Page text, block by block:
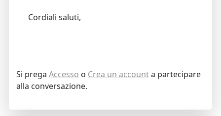
Cordiali saluti,
Si prega Accesso o Crea un accounta partecipare
alla conversazione.